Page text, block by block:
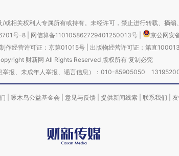
相关权利人专属所有或持有。未经许可，禁止进行转载、摘编
号-8 网信算备110105862729401250013号
京公网安
作经营许可证：京第01015号| 出版物经营许可证：第直
财新网 All Rights Reserved 版权所有 复制必究
举报、未成年人举报、谣言信息）：010-85905050
啄木鸟公益基金会 意见与反馈 提供新闻线索 联系我们